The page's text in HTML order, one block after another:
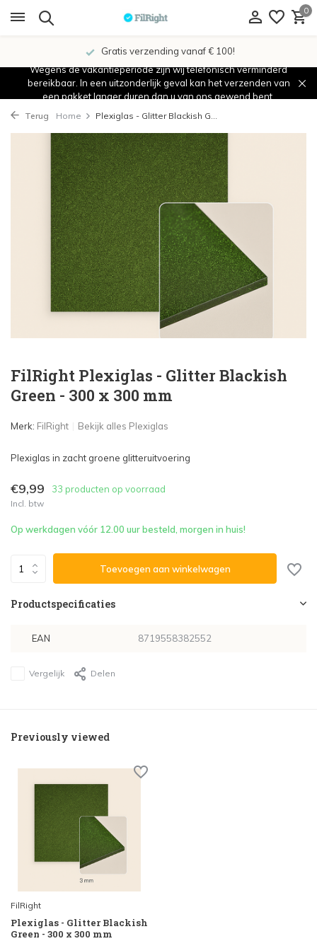
0
Gratis verzending vanaf € 100!
Wegens de vakantieperiode zijn wij telefonisch verminderd
bereikbaar. In een uitzonderlijk geval kan het verzenden van
een pakket langer duren dan u van ons gewend bent.
Terug Home Plexiglas - Glitter Blackish G...
FilRight Plexiglas - Glitter Blackish
Green - 300 x 300 mm
Merk: FilRight Bekijk alles Plexiglas
Plexiglas in zacht groene glitteruitvoering
€9,99 33 producten op voorraad
Incl. btw
Op werkdagen vóór 12.00 uur besteld, morgen in huis!
Toevoegen aan winkelwagen
Productspecificaties
EAN 8719558382552
Vergelijk Delen
Previously viewed
FilRight
Plexiglas - Glitter Blackish
Green - 300 x 300 mm